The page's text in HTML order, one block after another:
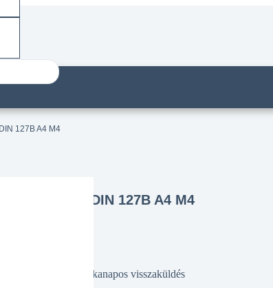
127B A4 M4
Rugós alátét DIN 127B A4 M4
14 munkanapos visszaküldés